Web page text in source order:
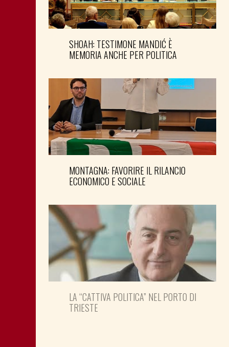
SHOAH: TESTIMONE MANDIĆ È
MEMORIA ANCHE PER POLITICA
MONTAGNA: FAVORIRE IL RILANCIO
ECONOMICO E SOCIALE
LA “CATTIVA POLITICA” NEL PORTO DI
TRIESTE